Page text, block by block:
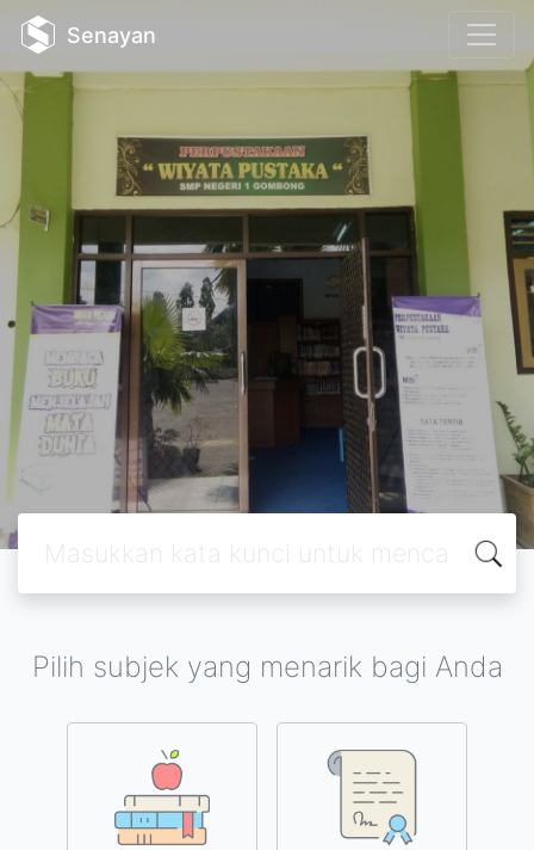
Senayan
Pilih subjek yang menarik bagi Anda